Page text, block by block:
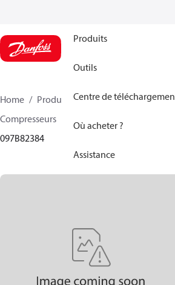
Produits
Outils
Centre de
Où acheter ?
Assistance
Home Produits
Climate Solutions -
Compresseurs
097B82384